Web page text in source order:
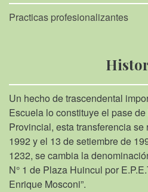
Practicas profesionalizantes
Un hecho de trascendental
Escuela lo constituye el pase
Provincial, esta transferencia
1992 y el 13 de setiembre de
1232, se cambia la
N° 1 de Plaza Huincul por
Enrique Mosconi”.